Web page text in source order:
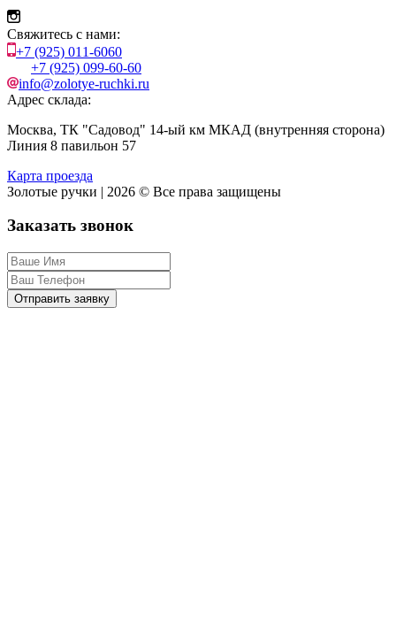
Свяжитесь с нами:
+7 (925) 011-6060
+7 (925) 099-60-60
info@zolotye-ruchki.ru
Адрес склада:
Москва, ТК "Садовод" 14-ый км МКАД (внутренняя сторона)
Линия 8 павильон 57
Карта проезда
Золотые ручки | 2026 © Все права защищены
Заказать звонок
Отправить заявку